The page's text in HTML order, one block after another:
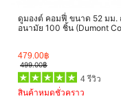
ดูมองต์ คอมฟี่ ขนาด 52 มม.
อนามัย 100 ชิ้น (Dumont
479.00฿
499.00฿
4 รีวิว
สินค้าหมดชั่วคราว